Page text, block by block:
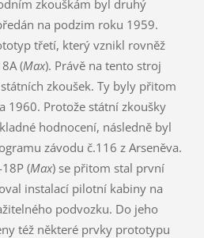
zkouškám byl druhý
na podzim roku 1959.
třetí, který vznikl rovněž
(Max). Právě na tento stroj
zkoušek. Ty byly přitom
1960. Protože státní zkoušky
hodnocení, následně byl
závodu č.116 z Arseněva.
(Max) se přitom stal první
instalací pilotní kabiny na
podvozku. Do jeho
též některé prvky prototypu